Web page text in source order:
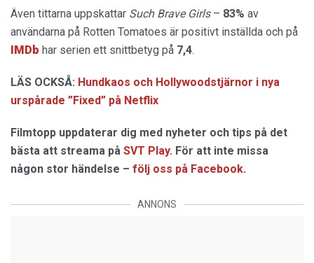
Även tittarna uppskattar Such Brave Girls– 83% av
användarna på Rotten Tomatoes är positivt inställda och på
IMDb har serien ett snittbetyg på 7,4.
LÄS OCKSÅ: Hundkaos och Hollywoodstjärnor i nya
urspårade ”Fixed” på Netflix
Filmtopp uppdaterar dig med nyheter och tips på det
bästa att streama på SVT Play. För att inte missa
någon stor händelse – följ oss på Facebook.
ANNONS